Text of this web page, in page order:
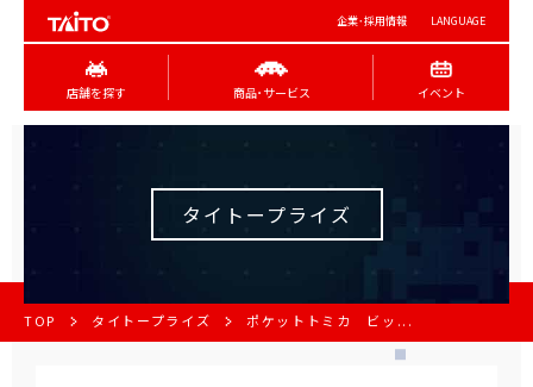
企業･採用情報 LANGUAGE
店舗を探す 商品･サービス イベント
タイトープライズ
TOP タイトープライズ ポケットトミカ ビッ...